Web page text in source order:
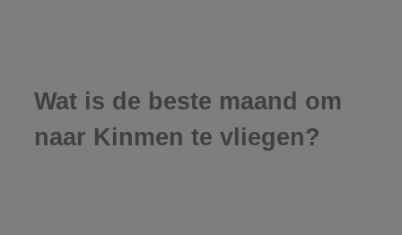
Wat is de beste maand om
naar Kinmen te vliegen?